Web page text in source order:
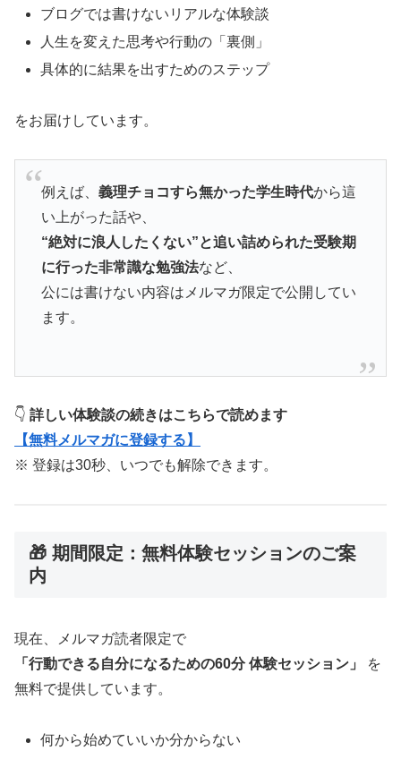
ブログでは書けないリアルな体験談
人生を変えた思考や行動の「裏側」
具体的に結果を出すためのステップ
をお届けしています。
例えば、 義理チョコすら無かった学生時代から這
い上がった話や、
“絶対に浪人したくない”と追い詰められた受験期
に行った非常識な勉強法など、
公には書けない内容はメルマガ限定で公開してい
ます。
👇 詳しい体験談の続きはこちらで読めます
【無料メルマガに登録する】
※ 登録は30秒、いつでも解除できます。
🎁 期間限定：無料体験セッションのご案
内
現在、メルマガ読者限定で
「行動できる自分になるための60分 体験セッション」
を
無料で提供しています。
何から始めていいか分からない